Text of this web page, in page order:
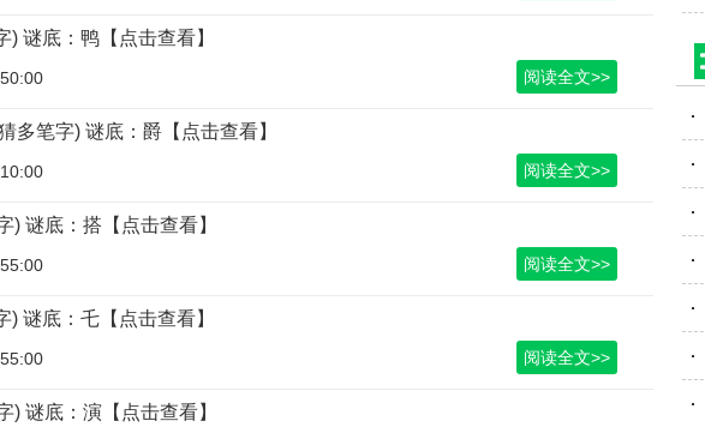
谜底：鸭【点击查看】
阅读全文>>
多笔字) 谜底：爵【点击查看】
阅读全文>>
) 谜底：搭【点击查看】
阅读全文>>
谜底：乇【点击查看】
阅读全文>>
) 谜底：演【点击查看】